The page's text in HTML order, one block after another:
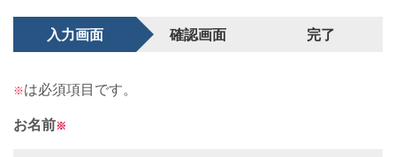
入力画面 確認画面 完了
※は必須項目です。
お名前※